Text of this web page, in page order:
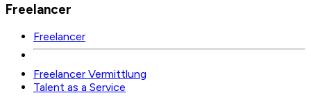
Freelancer
Freelancer
Freelancer Vermittlung
Talent as a Service